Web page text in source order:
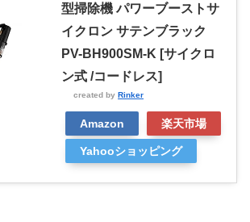
型掃除機 パワーブーストサ
イクロン サテンブラック
PV-BH900SM-K [サイクロ
ン式 /コードレス]
created by Rinker
Amazon 楽天市場
Yahooショッピング